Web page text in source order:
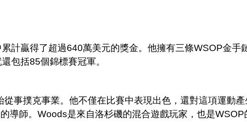
計贏得了超過640萬美元的獎金。他擁有三條WSOP金手
包括85個錦標賽冠軍。
事撲克事業。他不僅在比賽中表現出色，還對這項運動
師。Woods是來自洛杉磯的混合遊戲玩家，也是WSOP